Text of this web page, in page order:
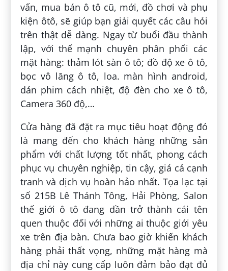
vấn, mua bán ô tô cũ, mới, đồ chơi và phụ
kiện ôtô, sẽ giúp bạn giải quyết các câu hỏi
trên thật dễ dàng. Ngay từ buổi đầu thành
lập, với thế mạnh chuyên phân phối các
mặt hàng: thảm lót sàn ô tô; đồ độ xe ô tô,
bọc vô lăng ô tô, loa. màn hình android,
dán phim cách nhiệt, độ đèn cho xe ô tô,
Camera 360 độ,…
Cửa hàng đã đặt ra mục tiêu hoạt động đó
là mang đến cho khách hàng những sản
phẩm với chất lượng tốt nhất, phong cách
phục vụ chuyên nghiệp, tin cậy, giá cả cạnh
tranh và dịch vụ hoàn hảo nhất. Tọa lạc tại
số 215B Lê Thánh Tông, Hải Phòng, Salon
thế giới ô tô đang dần trở thành cái tên
quen thuộc đối với những ai thuộc giới yêu
xe trên địa bàn. Chưa bao giờ khiến khách
hàng phải thất vọng, những mặt hàng mà
địa chỉ này cung cấp luôn đảm bảo đạt đủ